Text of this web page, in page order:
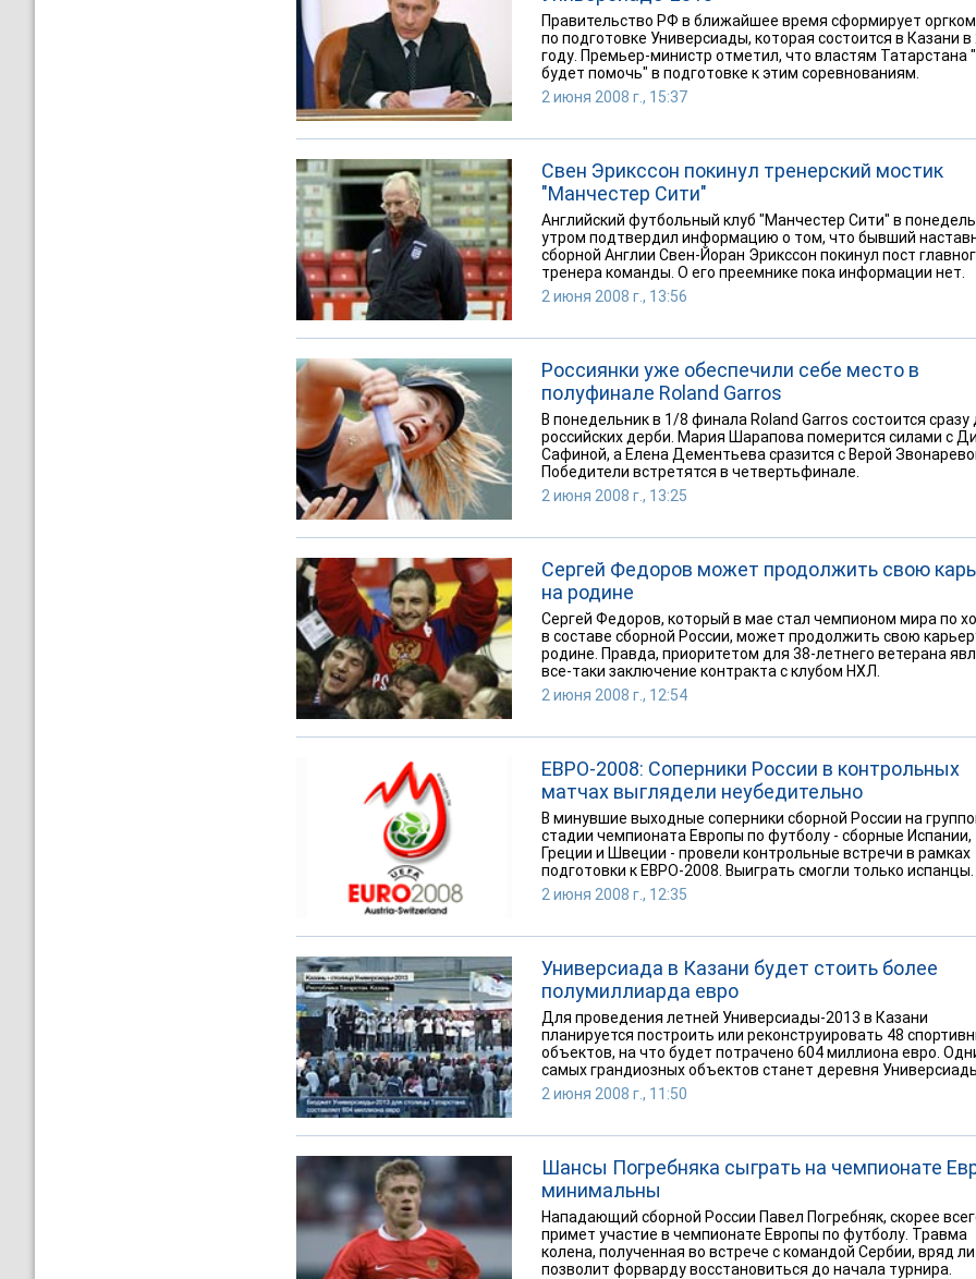
Правительство РФ в ближайшее время сформирует
по подготовке Универсиады, которая состоится в Казани в
году. Премьер-министр отметил, что властям Татарстана
будет помочь" в подготовке к этим соревнованиям.
2 июня 2008 г., 15:37
Свен Эрикссон покинул тренерский мостик
"Манчестер Сити"
Английский футбольный клуб "Манчестер Сити" в
утром подтвердил информацию о том, что бывший
сборной Англии Свен-Йоран Эрикссон покинул пост
тренера команды. О его преемнике пока информации нет.
2 июня 2008 г., 13:56
Россиянки уже обеспечили себе место в
полуфинале Roland Garros
В понедельник в 1/8 финала Roland Garros состоится сразу
российских дерби. Мария Шарапова померится силами с
Сафиной, а Елена Дементьева сразится с Верой
Победители встретятся в четвертьфинале.
2 июня 2008 г., 13:25
Сергей Федоров может продолжить свою
на родине
Сергей Федоров, который в мае стал чемпионом мира по
в составе сборной России, может продолжить свою
родине. Правда, приоритетом для 38-летнего ветерана
все-таки заключение контракта с клубом НХЛ.
2 июня 2008 г., 12:54
ЕВРО-2008: Соперники России в контрольных
матчах выглядели неубедительно
В минувшие выходные соперники сборной России на
стадии чемпионата Европы по футболу - сборные Испании,
Греции и Швеции - провели контрольные встречи в рамках
подготовки к ЕВРО-2008. Выиграть смогли только испанцы.
2 июня 2008 г., 12:35
Универсиада в Казани будет стоить более
полумиллиарда евро
Для проведения летней Универсиады-2013 в Казани
планируется построить или реконструировать 48
объектов, на что будет потрачено 604 миллиона евро.
самых грандиозных объектов станет деревня
2 июня 2008 г., 11:50
Шансы Погребняка сыграть на чемпионате
минимальны
Нападающий сборной России Павел Погребняк, скорее
примет участие в чемпионате Европы по футболу. Травма
колена, полученная во встрече с командой Сербии, вряд ли
позволит форварду восстановиться до начала турнира.